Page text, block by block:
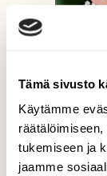
Tämä sivusto
Käytämme
tukemiseen ja
jaamme